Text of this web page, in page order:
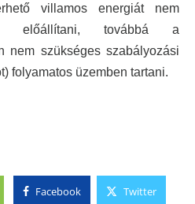
villamos energiát nem
előállítani, továbbá a
nem szükséges szabályozási
folyamatos üzemben tartani.
Facebook Twitter